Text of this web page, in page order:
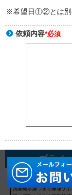
※希望日①②とは別
依頼内容*必須
プライ
プライバシーポリ
洗濯機水漏つまり修理サ